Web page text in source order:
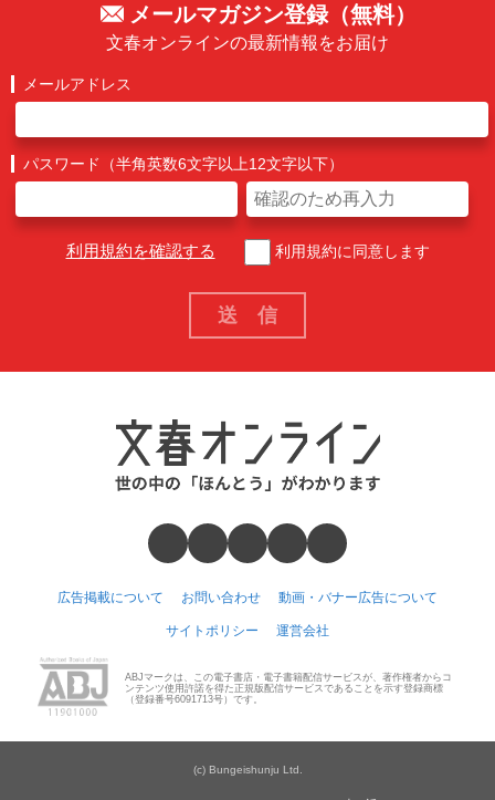
メールマガジン登録（無料）
文春オンラインの最新情報をお届け
メールアドレス
パスワード（半角英数6文字以上12文字以下）
利用規約を確認する 利用規約に同意します
広告掲載について お問い合わせ 動画・バナー広告について
サイトポリシー 運営会社
ABJマークは、この電子書店・電子書籍配信サービスが、著作権者からコ
ンテンツ使用許諾を得た正規版配信サービスであることを示す登録商標
（登録番号6091713号）です。
(c) Bungeishunju Ltd.